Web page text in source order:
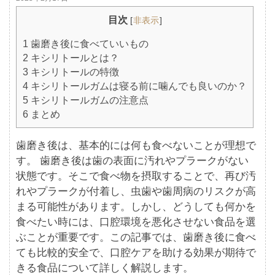
目次 [非表示]
1 歯磨き後に食べていいもの
2 キシリトールとは？
3 キシリトールの特徴
4 キシリトールガムは寝る前に噛んでも良いのか？
5 キシリトールガムの注意点
6 まとめ
歯磨き後は、基本的には何も食べないことが理想で
す。 歯磨き後は歯の表面に汚れやプラークがない
状態です。そこで食べ物を摂取することで、再び汚
れやプラークが付着し、虫歯や歯周病のリスクが高
まる可能性があります。しかし、どうしても何かを
食べたい時には、口腔環境を悪化させない食品を選
ぶことが重要です。この記事では、歯磨き後に食べ
ても比較的安全で、口腔ケアを助ける効果が期待で
きる食品について詳しく解説します。